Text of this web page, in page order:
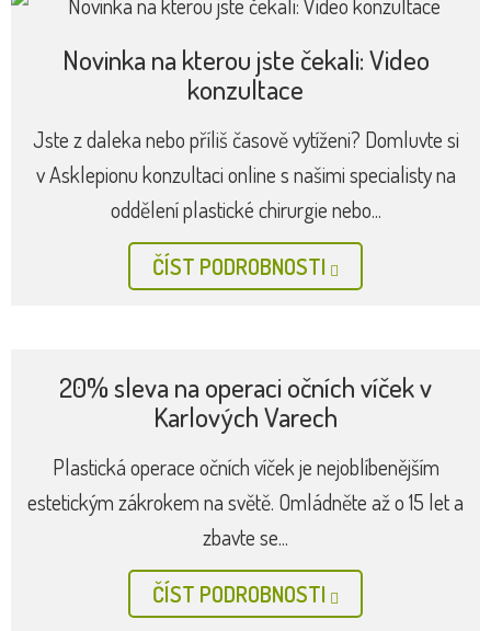
Nová generace přístrojů pro omlazování a
formování postavy nyní kompletně jedině
v Asklepionu
V Asklepionu, jako v jediném pracovišti estetické
medicíny v Česku, nyní najdete kompletní EM portfolio
pro neinvazivní modelaci těla,...
Novinka na kterou jste čekali: Video
konzultace
Jste z daleka nebo příliš časově vytíženi? Domluvte si
v Asklepionu konzultaci online s našimi specialisty na